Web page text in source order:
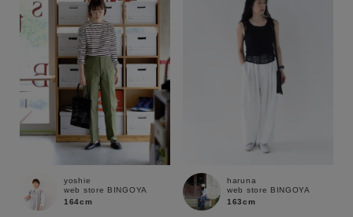
MENS KIDS
カテゴリ
サイズ
ブランド
yoshie
web store BINGOYA
164cm
haruna
web store BINGOYA
163cm